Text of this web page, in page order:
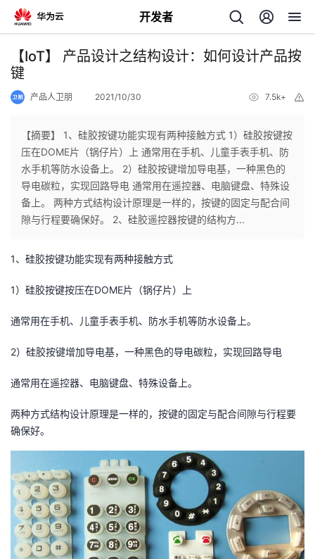
开发者
返
回
个
人
我
的
客
我
论
坛
的
圈
子
我
的
直
我
的
我
【IoT】 产品设计之结构设计：如何设计产品按
键
产品人卫朋 2021/10/30 7.5k+
【摘要】 1、硅胶按键功能实现有两种接触方式 1）硅胶按键按
压在DOME片（锅仔片）上 通常用在手机、儿童手表手机、防
水手机等防水设备上。 2）硅胶按键增加导电基，一种黑色的
导电碳粒，实现回路导电 通常用在遥控器、电脑键盘、特殊设
备上。 两种方式结构设计原理是一样的，按键的固定与配合间
隙与行程要确保好。 2、硅胶遥控器按键的结构方...
1、硅胶按键功能实现有两种接触方式
1）硅胶按键按压在DOME片（锅仔片）上
通常用在手机、儿童手表手机、防水手机等防水设备上。
2）硅胶按键增加导电基，一种黑色的导电碳粒，实现回路导电
通常用在遥控器、电脑键盘、特殊设备上。
两种方式结构设计原理是一样的，按键的固定与配合间隙与行程要
确保好。